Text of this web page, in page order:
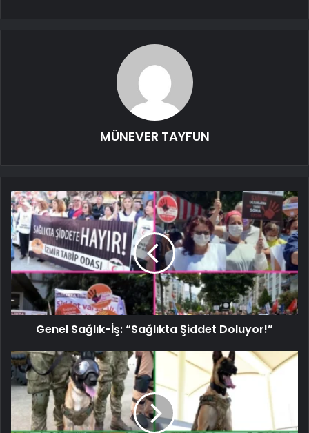
MÜNEVER TAYFUN
Genel Sağlık-İş: “Sağlıkta Şiddet Doluyor!”